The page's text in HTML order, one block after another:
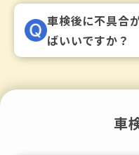
車検後に不具合
ばいいですか？
車